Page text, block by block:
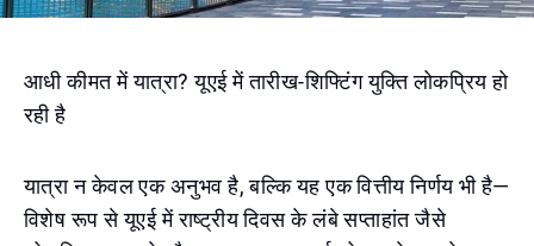
आधी कीमत में यात्रा? यूएई में तारीख-शिफ्टिंग युक्ति लोकप्रिय हो
रही है
यात्रा न केवल एक अनुभव है, बल्कि यह एक वित्तीय निर्णय भी है—
विशेष रूप से यूएई में राष्ट्रीय दिवस के लंबे सप्ताहांत जैसे